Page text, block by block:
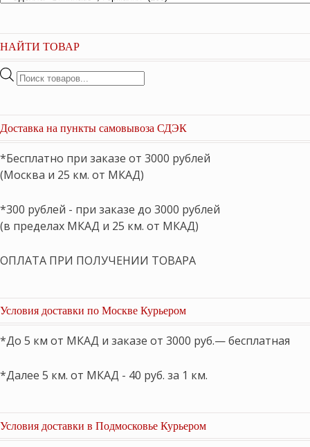
НАЙТИ ТОВАР
Поиск
Доставка на пункты самовывоза СДЭК
*Бесплатно при заказе от 3000 рублей
(Москва и 25 км. от МКАД)
*300 рублей - при заказе до 3000 рублей
(в пределах МКАД и 25 км. от МКАД)
ОПЛАТА ПРИ ПОЛУЧЕНИИ ТОВАРА
Условия доставки по Москве Курьером
*До 5 км от МКАД и заказе от 3000 руб.— бесплатная
*Далее 5 км. от МКАД - 40 руб. за 1 км.
Условия доставки в Подмосковье Курьером